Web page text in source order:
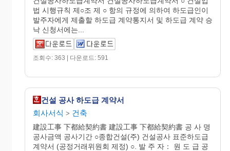
법 시행규칙 제○조 제 ○ 항의 규정에 의하여 하도급인이
발주자에게 제출할 하도급 계약통지서 및 하도급 계약 승
낙 신청서에는...
조회수: 363 | 다운로드: 591
건설 공사 하도급 계약서
회사서식 > 건축
建設工事 下都給契約書 建設工事 下都給契約書 공 사 명
공사금액 공사기간 ○종합건설(주) 건설공사 표준하도급
계약서 (공정거래위원회 제정) ○. 발 주 자： 원 도 급 공